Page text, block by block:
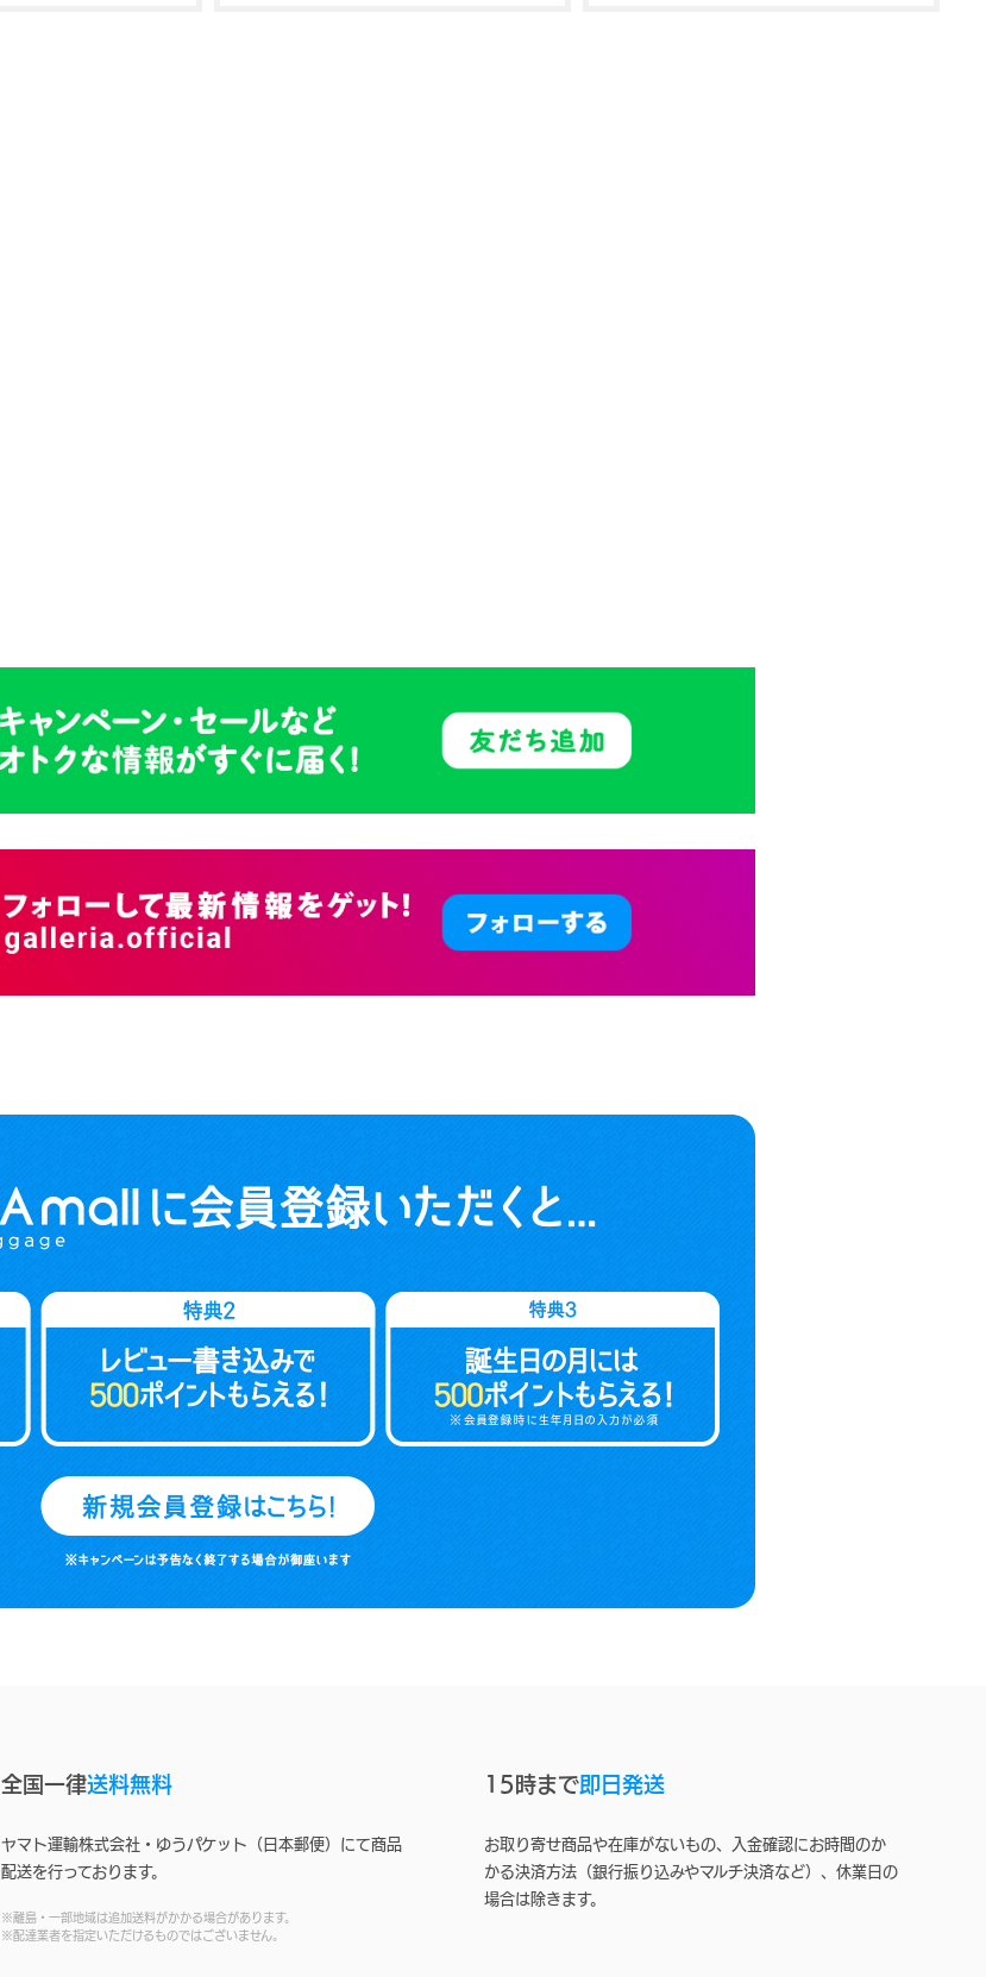
全国一律送料無料
ヤマト運輸株式会社・ゆうパケット（日本郵便）にて商品
配送を行っております。
※離島・一部地域は追加送料がかかる場合があります。
※配達業者を指定いただけるものではございません。
15時まで即日発送
お取り寄せ商品や在庫がないもの、入金確認にお時間のか
かる決済方法（銀行振り込みやマルチ決済など）、休業日の
場合は除きます。